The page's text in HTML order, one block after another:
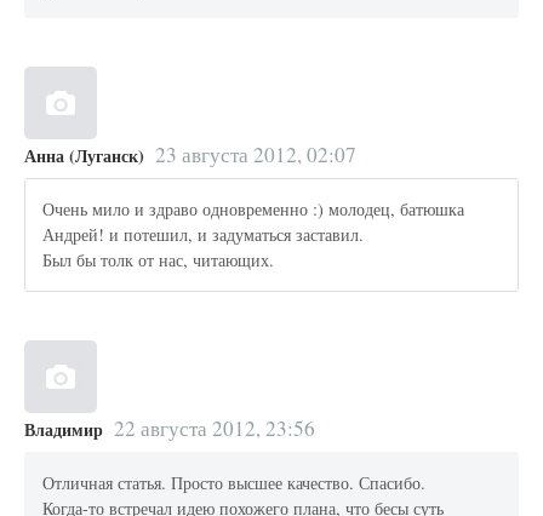
Анна (Луганск) 23 августа 2012, 02:07
Очень мило и здраво одновременно :) молодец, батюшка
Андрей! и потешил, и задуматься заставил.
Был бы толк от нас, читающих.
Владимир 22 августа 2012, 23:56
Отличная статья. Просто высшее качество. Спасибо.
Когда-то встречал идею похожего плана, что бесы суть